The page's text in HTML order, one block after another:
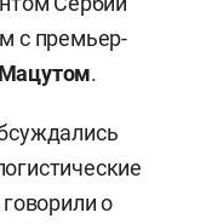
с премьер-
.
о